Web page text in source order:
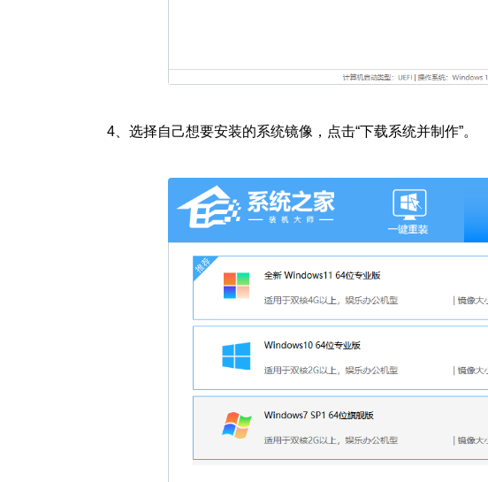
4、 选择自己想要安装的系统镜像，点击“下载系统并制作”。